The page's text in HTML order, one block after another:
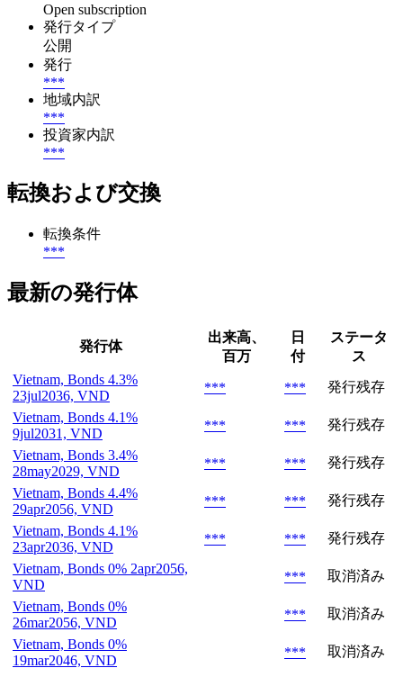
Open subscription
発行タイプ
公開
発行
***
地域内訳
***
投資家内訳
***
転換および交換
転換条件
***
最新の発行体
発行体
出来高、
百万
日
付
ステータ
ス
Vietnam, Bonds 4.3%
23jul2036, VND
*** ***
発行残存
Vietnam, Bonds 4.1%
9jul2031, VND
*** ***
発行残存
Vietnam, Bonds 3.4%
28may2029, VND
*** ***
発行残存
Vietnam, Bonds 4.4%
29apr2056, VND
*** ***
発行残存
Vietnam, Bonds 4.1%
23apr2036, VND
*** ***
発行残存
Vietnam, Bonds 0% 2apr2056,
VND
***
取消済み
Vietnam, Bonds 0%
26mar2056, VND
***
取消済み
Vietnam, Bonds 0%
19mar2046, VND
***
取消済み